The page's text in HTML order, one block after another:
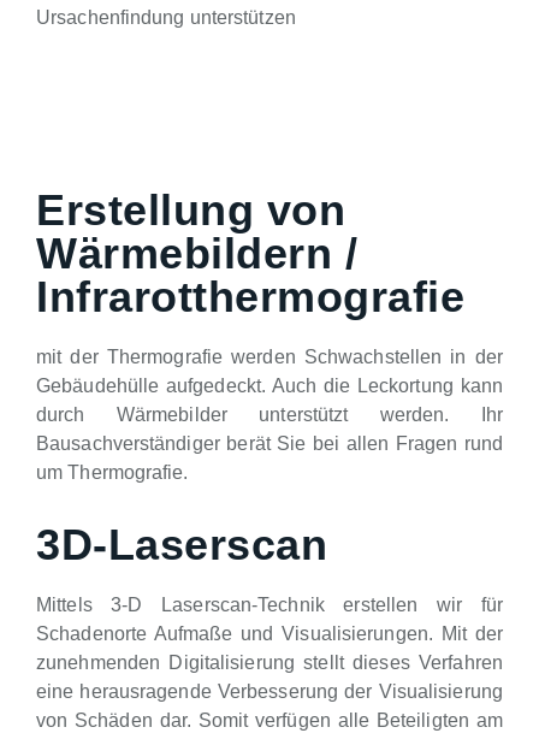
Ursachenfindung unterstützen
Erstellung von
Wärmebildern /
Infrarotthermografie
mit der Thermografie werden Schwachstellen in der
Gebäudehülle aufgedeckt. Auch die Leckortung kann
durch Wärmebilder unterstützt werden. Ihr
Bausachverständiger berät Sie bei allen Fragen rund
um Thermografie.
3D-Laserscan
Mittels 3-D Laserscan-Technik erstellen wir für
Schadenorte Aufmaße und Visualisierungen. Mit der
zunehmenden Digitalisierung stellt dieses Verfahren
eine herausragende Verbesserung der Visualisierung
von Schäden dar. Somit verfügen alle Beteiligten am